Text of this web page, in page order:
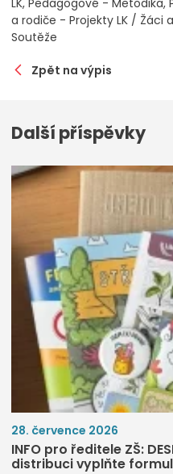
LK Pedagogové - Metodika
a rodiče - Projekty LK / Žáci
Soutěže
Zpět na výpis
Další příspěvky
28. července 2026
INFO pro ředitele ZŠ:
distribuci vyplňte